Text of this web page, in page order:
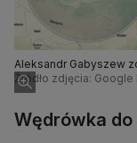
Aleksandr Gabyszew
nieopodal granicy
Źródło zdjęcia: Google
Wędrówka